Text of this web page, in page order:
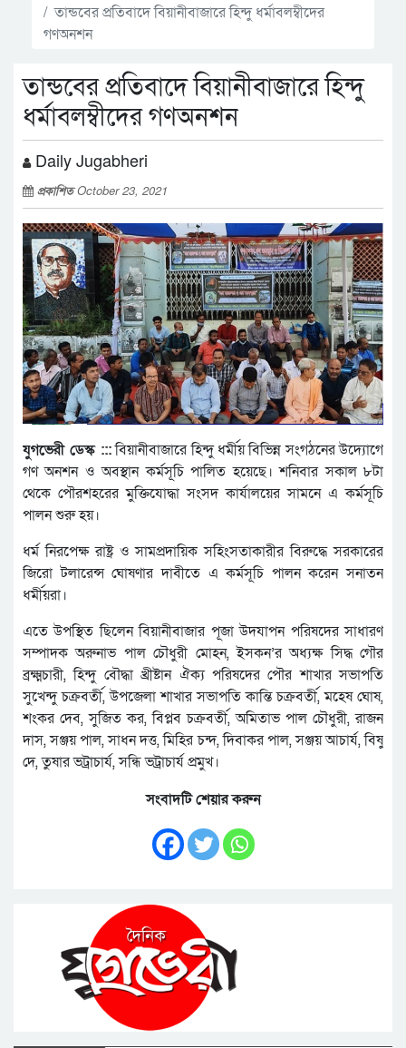
তান্ডবের প্রতিবাদে বিয়ানীবাজারে হিন্দু ধর্মাবলম্বীদের
গণঅনশন
তান্ডবের প্রতিবাদে বিয়ানীবাজারে হিন্দু
ধর্মাবলম্বীদের গণঅনশন
Daily Jugabheri
প্রকাশিতOctober 23, 2021
যুগভেরী ডেস্ক :::বিয়ানীবাজারে হিন্দু ধর্মীয় বিভিন্ন সংগঠনের উদ্যোগে
গণ অনশন ও অবস্থান কর্মসূচি পালিত হয়েছে। শনিবার সকাল ৮টা
থেকে পৌরশহরের মুক্তিযোদ্ধা সংসদ কার্যালয়ের সামনে এ কর্মসূচি
পালন শুরু হয়।
ধর্ম নিরপেক্ষ রাষ্ট্র ও সামপ্রদায়িক সহিংসতাকারীর বিরুদ্ধে সরকারের
জিরো টলারেন্স ঘোষণার দাবীতে এ কর্মসূচি পালন করেন সনাতন
ধর্মীয়রা।
এতে উপস্থিত ছিলেন বিয়ানীবাজার পূজা উদযাপন পরিষদের সাধারণ
সম্পাদক অরুনাভ পাল চৌধুরী মোহন, ইসকন’র অধ্যক্ষ সিদ্ধ গৌর
ব্রক্ষ্মচারী, হিন্দু বৌদ্ধা খ্রীষ্টান ঐক্য পরিষদের পৌর শাখার সভাপতি
সুখেন্দু চক্রবর্তী, উপজেলা শাখার সভাপতি কান্তি চক্রবর্তী, মহেষ ঘোষ,
শংকর দেব, সুজিত কর, বিপ্লব চক্রবর্তী, অমিতাভ পাল চৌধুরী, রাজন
দাস, সঞ্জয় পাল, সাধন দত্ত, মিহির চন্দ, দিবাকর পাল, সঞ্জয় আচার্য, বিষু
দে, তুষার ভট্রাচার্য, সন্ধি ভট্রাচার্য প্রমুখ।
সংবাদটি শেয়ার করুন